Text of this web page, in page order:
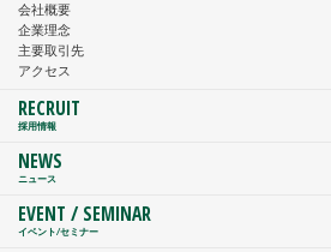
会社概要
企業理念
主要取引先
アクセス
RECRUIT
採用情報
NEWS
ニュース
EVENT / SEMINAR
イベント/セミナー